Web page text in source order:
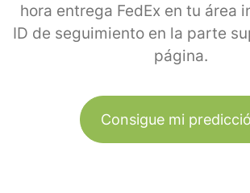
hora entrega FedEx en tu área
ID de seguimiento en la parte
página.
Consigue mi